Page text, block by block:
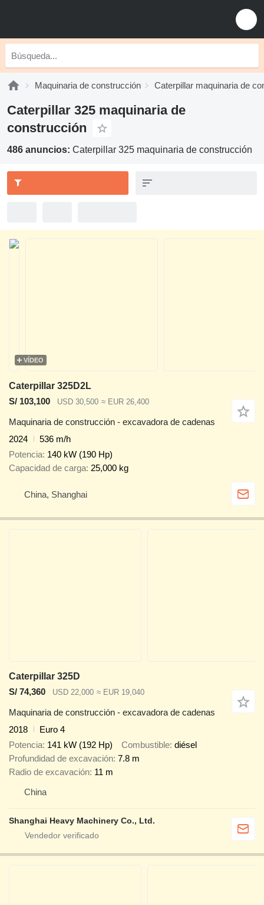
Maquinaria de construcción Caterpillar maquinaria de
Caterpillar 325 maquinaria de
construcción
486 anuncios: Caterpillar 325 maquinaria de construcción
VÍDEO
Caterpillar 325D2L
S/ 103,100
USD 30,500 ≈ EUR 26,400
Maquinaria de construcción - excavadora de cadenas
2024
536 m/h
Potencia 140 kW (190 Hp)
Capacidad de carga 25,000 kg
China, Shanghai
Caterpillar 325D
S/ 74,360
USD 22,000 ≈ EUR 19,040
Maquinaria de construcción - excavadora de cadenas
2018
Euro 4
Potencia 141 kW (192 Hp) Combustible diésel
Profundidad de excavación 7.8 m
Radio de excavación 11 m
China
Shanghai Heavy Machinery Co., Ltd.